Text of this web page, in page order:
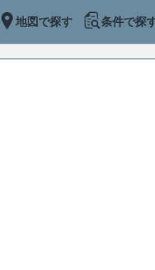
地図で探す 条件で探